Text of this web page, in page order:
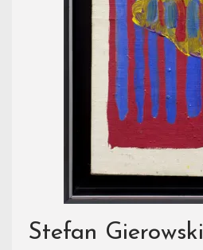
Stefan Gierowski